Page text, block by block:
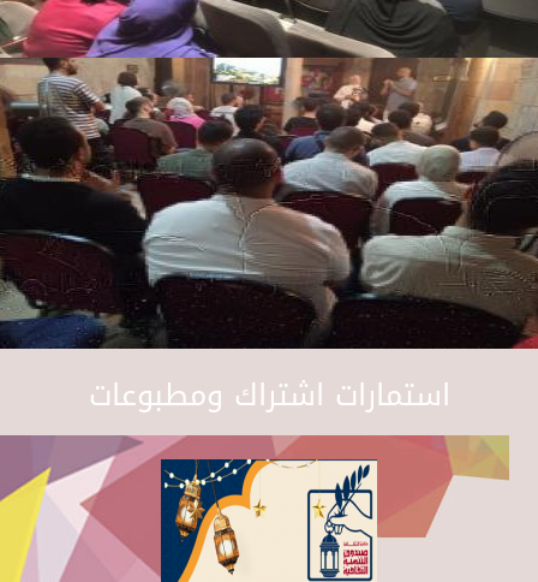
استمارات اشتراك ومطبوعات